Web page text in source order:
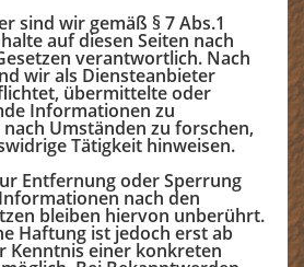
sind wir gemäß § 7 Abs.1
auf diesen Seiten nach
verantwortlich. Nach
wir als Diensteanbieter
übermittelte oder
Informationen zu
Umständen zu forschen,
Tätigkeit hinweisen.
Entfernung oder Sperrung
nach den
bleiben hiervon unberührt.
Haftung ist jedoch erst ab
Kenntnis einer konkreten